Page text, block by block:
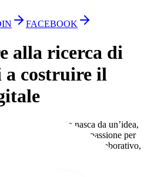
FACEBOOK
alla ricerca di
costruire il
che ogni progetto nasca da un’idea,
Se condividi la nostra passione per
di un team dinamico e collaborativo,